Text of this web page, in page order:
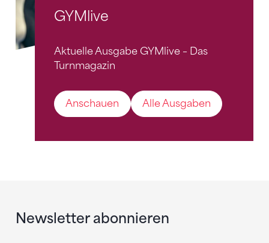
GYMlive
Aktuelle Ausgabe GYMlive – Das
Turnmagazin
Anschauen Alle Ausgaben
Newsletter abonnieren